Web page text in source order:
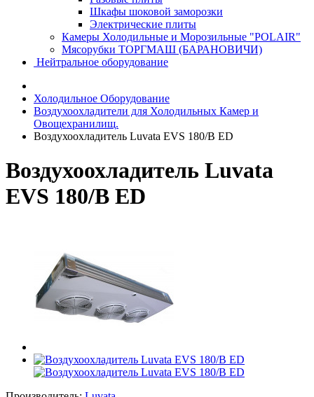
Шкафы шоковой заморозки
Электрические плиты
Камеры Холодильные и Морозильные "POLAIR"
Мясорубки ТОРГМАШ (БАРАНОВИЧИ)
Нейтральное оборудование
Холодильное Оборудование
Воздухоохладители для Холодильных Камер и
Овощехранилищ.
Воздухоохладитель Luvata EVS 180/B ED
Воздухоохладитель Luvata
EVS 180/B ED